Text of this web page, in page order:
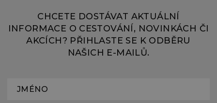
CHCETE DOSTÁVAT AKTUÁLNÍ
INFORMACE O CESTOVÁNÍ, NOVINKÁCH ČI
AKCÍCH? PŘIHLASTE SE K ODBĚRU
NAŠICH E-MAILŮ.